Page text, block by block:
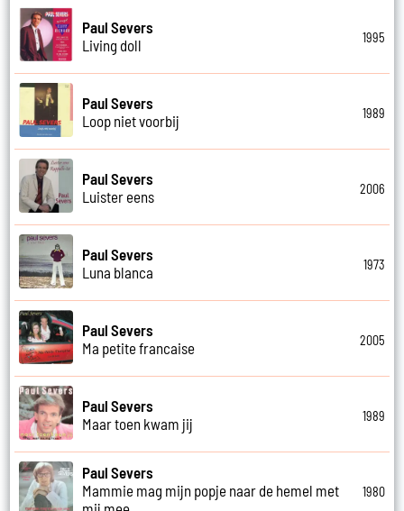
Paul Severs
Living doll
1995
Paul Severs
Loop niet voorbij
1989
Paul Severs
Luister eens
2006
Paul Severs
Luna blanca
1973
Paul Severs
Ma petite francaise
2005
Paul Severs
Maar toen kwam jij
1989
Paul Severs
Mammie mag mijn popje naar de hemel met
1980